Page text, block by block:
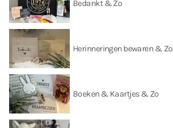
Bedankt & Zo
Herinneringen bewaren & Zo
Boeken & Kaartjes & Zo